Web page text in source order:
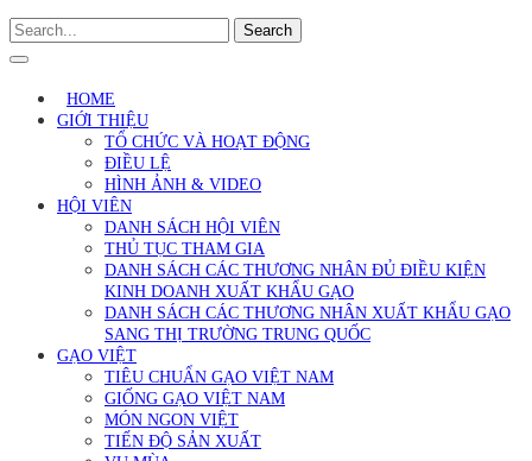
Search
HOME
GIỚI THIỆU
TỔ CHỨC VÀ HOẠT ĐỘNG
ĐIỀU LỆ
HÌNH ẢNH & VIDEO
HỘI VIÊN
DANH SÁCH HỘI VIÊN
THỦ TỤC THAM GIA
DANH SÁCH CÁC THƯƠNG NHÂN ĐỦ ĐIỀU KIỆN
KINH DOANH XUẤT KHẨU GẠO
DANH SÁCH CÁC THƯƠNG NHÂN XUẤT KHẨU GẠO
SANG THỊ TRƯỜNG TRUNG QUỐC
GẠO VIỆT
TIÊU CHUẨN GẠO VIỆT NAM
GIỐNG GẠO VIỆT NAM
MÓN NGON VIỆT
TIẾN ĐỘ SẢN XUẤT